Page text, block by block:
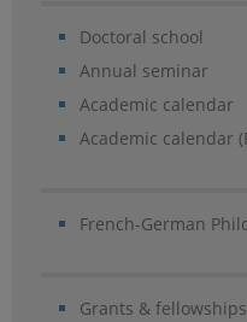
Doctoral school
Annual seminar
Academic calendar
Academic calendar
French-German
Grants & fellowships